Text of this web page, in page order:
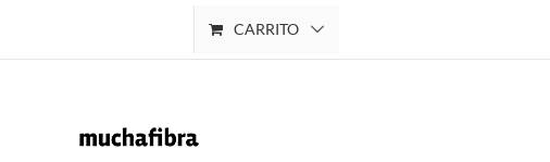
CARRITO